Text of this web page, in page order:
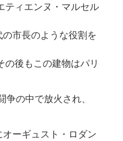
ティエンヌ・マルセル
市長のような役割を
後もこの建物はパリ
の中で放火され、
ーギュスト・ロダン